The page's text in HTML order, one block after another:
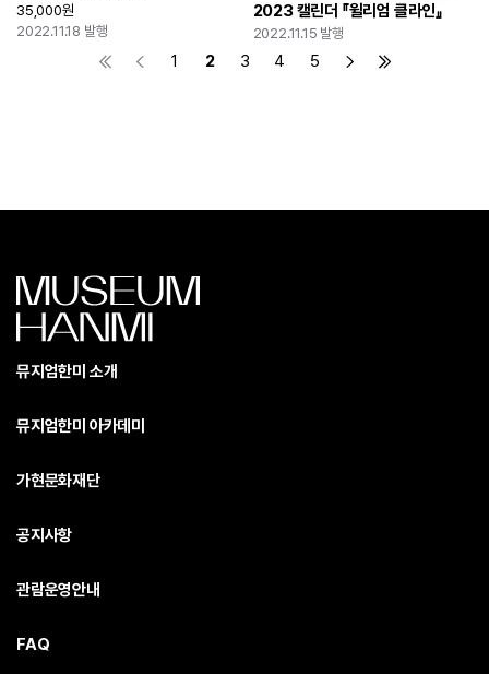
35,000원
2022.11.18 발행
2023 캘린더 『윌리엄 클라인』
2022.11.15 발행
1 2 3 4 5
뮤지엄한미 소개
뮤지엄한미 아카데미
가현문화재단
공지사항
관람운영안내
FAQ